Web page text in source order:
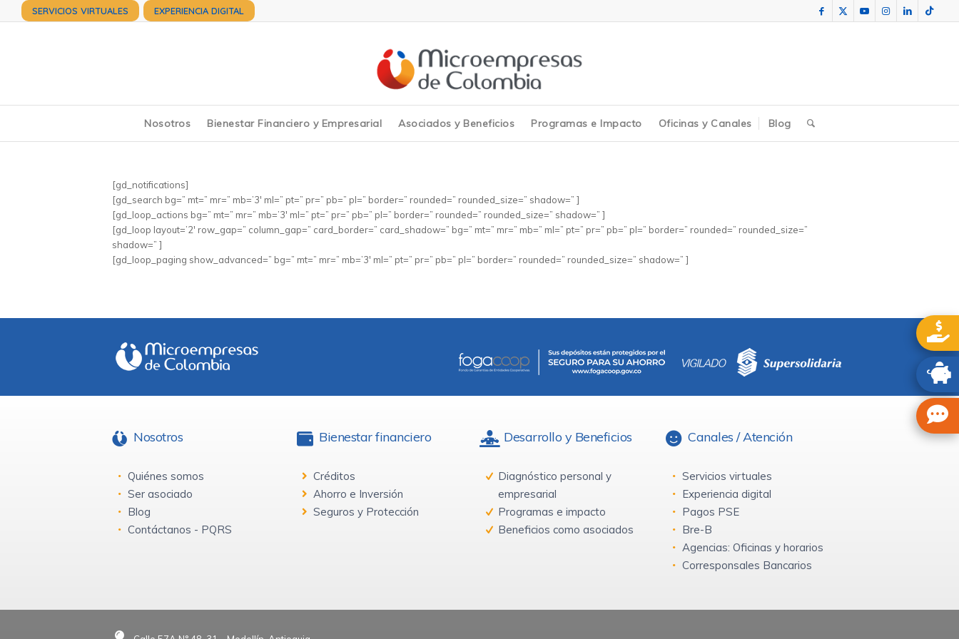
SERVICIOS VIRTUALES EXPERIENCIA DIGITAL
Nosotros Bienestar Financiero y Empresarial Asociados y Beneficios Programas e Impacto Oficinas y Canales Blog
[gd_notifications]
[gd_search bg=” mt=” mr=” mb=’3′ ml=” pt=” pr=” pb=” pl=” border=” rounded=” rounded_size=” shadow=” ]
[gd_loop_actions bg=” mt=” mr=” mb=’3′ ml=” pt=” pr=” pb=” pl=” border=” rounded=” rounded_size=” shadow=” ]
[gd_loop layout=’2′ row_gap=” column_gap=” card_border=” card_shadow=” bg=” mt=” mr=” mb=” ml=” pt=” pr=” pb=” pl=” border=” rounded=” rounded_size=”
shadow=” ]
[gd_loop_paging show_advanced=” bg=” mt=” mr=” mb=’3′ ml=” pt=” pr=” pb=” pl=” border=” rounded=” rounded_size=” shadow=” ]
Nosotros
Quiénes somos
Ser asociado
Blog
Contáctanos - PQRS
Bienestar financiero
Créditos
Ahorro e Inversión
Seguros y Protección
Desarrollo y Beneficios
Diagnóstico personal y
empresarial
Programas e impacto
Beneficios como asociados
Canales / Atención
Servicios virtuales
Experiencia digital
Pagos PSE
Bre-B
Agencias: Oficinas y horarios
Corresponsales Bancarios